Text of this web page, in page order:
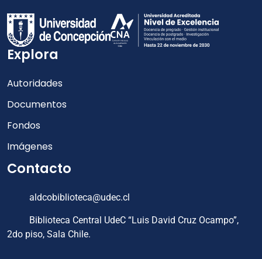
Explora
Autoridades
Documentos
Fondos
Imágenes
Contacto
aldcobiblioteca@udec.cl
Biblioteca Central UdeC “Luis David Cruz Ocampo”,
2do piso, Sala Chile.